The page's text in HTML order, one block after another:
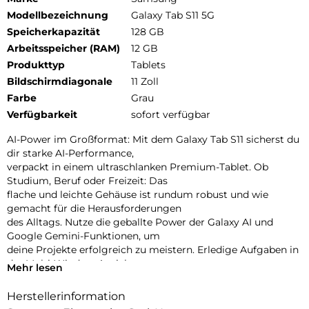
Modellbezeichnung
Galaxy Tab S11 5G
Speicherkapazität
128 GB
Arbeitsspeicher (RAM)
12 GB
Produkttyp
Tablets
Bildschirmdiagonale
11 Zoll
Farbe
Grau
Verfügbarkeit
sofort verfügbar
AI-Power im Großformat: Mit dem Galaxy Tab S11 sicherst du
dir starke AI-Performance,
verpackt in einem ultraschlanken Premium-Tablet. Ob
Studium, Beruf oder Freizeit: Das
flache und leichte Gehäuse ist rundum robust und wie
gemacht für die Herausforderungen
des Alltags. Nutze die geballte Power der Galaxy AI und
Google Gemini-Funktionen, um
deine Projekte erfolgreich zu meistern. Erledige Aufgaben in
der Multi-Window-Ansicht,
Informationen gleichzeitig im Blick oder
Mehr lesen
Herstellerinformation